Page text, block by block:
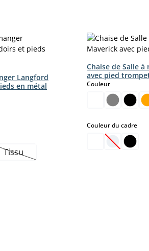
Langford
en métal
disponible pour le moment.)
n'est pas disponible pour le moment.)
Tissu(Cette option n'est pas disponible pour
Chaise de Salle
avec pied
Couleurselect
Couleur du cadre
(Cette